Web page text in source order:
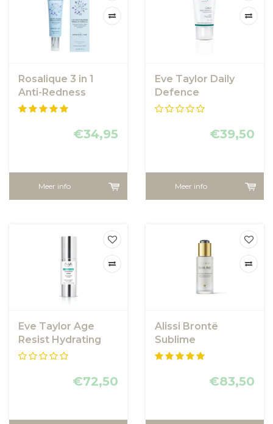
Rosalique 3 in 1
Anti-Redness
Miracle Formula
roodheid crème
€34,95
Meer info
Eve Taylor Daily
Defence
Moisturiser SPF50
€39,50
Meer info
Eve Taylor Age
Resist Hydrating
Serum
€72,50
Alissi Brontë
Sublime
€83,50